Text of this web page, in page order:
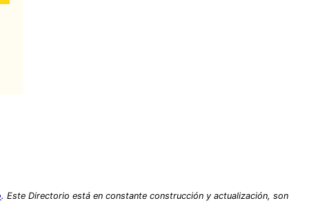
. Este Directorio está en constante construcción y actualización, son